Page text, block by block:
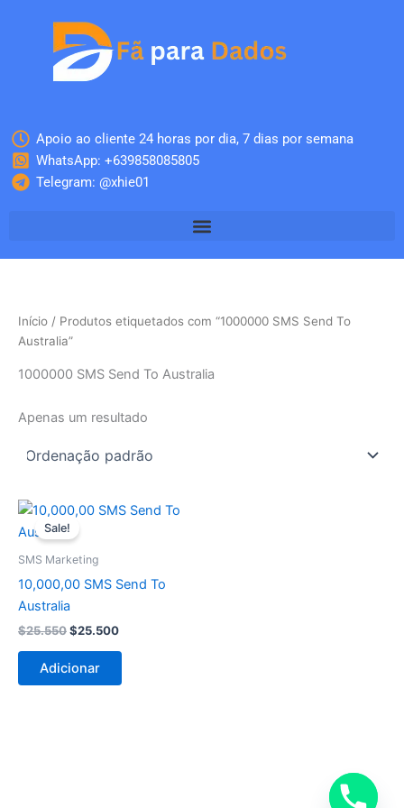
Apoio ao cliente 24 horas por dia, 7 dias por semana
WhatsApp: +639858085805
Telegram: @xhie01
Início / Produtos etiquetados com “1000000 SMS Send To
Australia”
1000000 SMS Send To Australia
Apenas um resultado
Sale!
SMS Marketing
10,000,00 SMS Send To
Australia
$25.550
O
preço
original
$25.550.
$25.500
O
Adicionar